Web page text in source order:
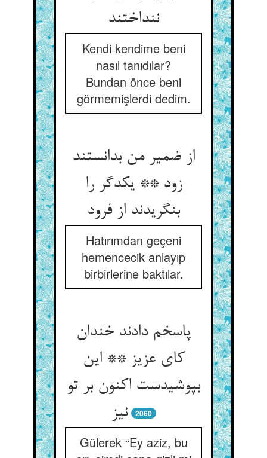
ننداختند
Kendi kendime beni
nasıl tanıdılar?
Bundan önce beni
görmemişlerdi dedim.
از ضمیر من بدانستند
زود ** یکدگر را
بنگریدند از فرود
Hatırımdan geçeni
hemencecik anlayıp
birbirlerine baktılar.
پاسخم دادند خندان
کای عزیز ** این
بپوشیدست اکنون بر تو
نیز
2060
Gülerek “Ey aziz, bu